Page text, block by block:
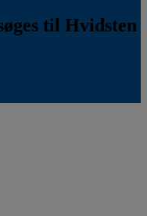
til Hvidsten